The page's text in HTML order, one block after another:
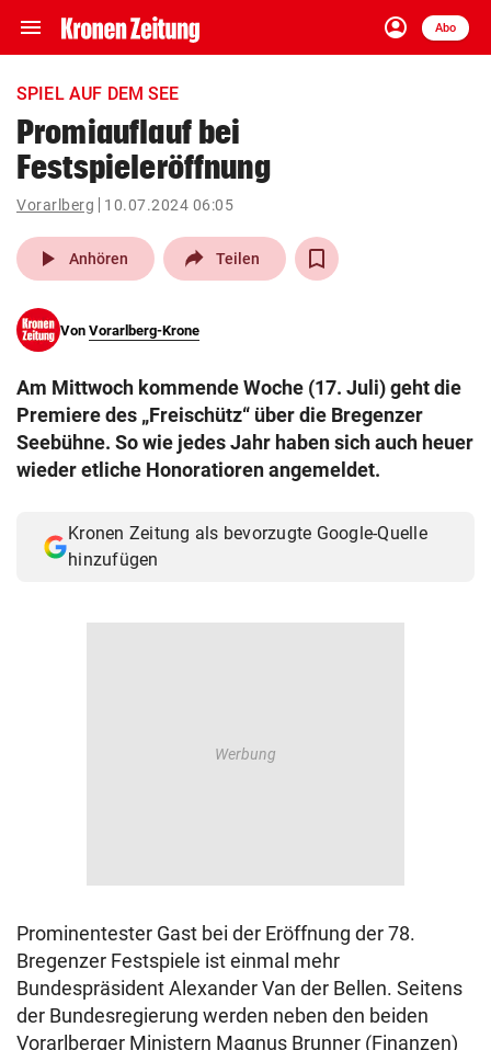
menu Navigation
ein-/ausklappen
account_circle
Anmelden
Abo
close Schließen
account_circle Anmelden
pin_drop
Wien arrow_right
search
eingeben
Muthgasse 2, 1190 Wien
SPIEL AUF DEM SEE
Promiauflauf bei
Festspieleröffnung
Vorarlberg 10.07.2024 06:05
play_arrow Anhören Teilen
Von Vorarlberg-Krone
Am Mittwoch kommende Woche (17. Juli) geht die
Premiere des „Freischütz“ über die Bregenzer
Seebühne. So wie jedes Jahr haben sich auch heuer
wieder etliche Honoratioren angemeldet.
Kronen Zeitung als bevorzugte Google-Quelle
hinzufügen
Prominentester Gast bei der Eröffnung der 78.
Bregenzer Festspiele ist einmal mehr
Bundespräsident Alexander Van der Bellen. Seitens
der Bundesregierung werden neben den beiden
Vorarlberger Ministern Magnus Brunner (Finanzen)